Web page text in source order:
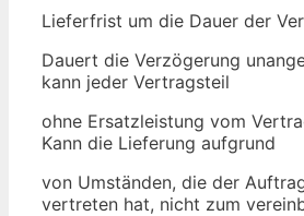
Lieferfrist um die Dauer der
Dauert die Verzögerung
kann jeder Vertragsteil
ohne Ersatzleistung vom
Kann die Lieferung aufgrund
von Umständen, die der
vertreten hat, nicht zum